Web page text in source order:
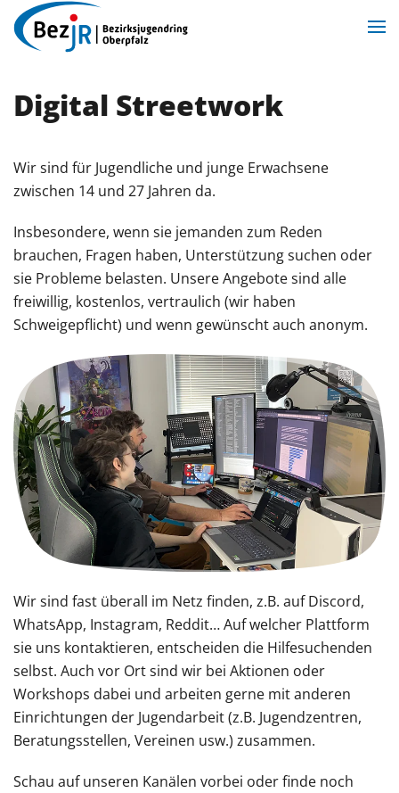
Zum Hauptinhalt springen
Digital Streetwork
Wir sind für Jugendliche und junge Erwachsene
zwischen 14 und 27 Jahren da.
Insbesondere, wenn sie jemanden zum Reden
brauchen, Fragen haben, Unterstützung suchen oder
sie Probleme belasten. Unsere Angebote sind alle
freiwillig, kostenlos, vertraulich (wir haben
Schweigepflicht) und wenn gewünscht auch anonym.
Wir sind fast überall im Netz finden, z.B. auf Discord,
WhatsApp, Instagram, Reddit… Auf welcher Plattform
sie uns kontaktieren, entscheiden die Hilfesuchenden
selbst. Auch vor Ort sind wir bei Aktionen oder
Workshops dabei und arbeiten gerne mit anderen
Einrichtungen der Jugendarbeit (z.B. Jugendzentren,
Beratungsstellen, Vereinen usw.) zusammen.
Schau auf unseren Kanälen vorbei oder finde noch